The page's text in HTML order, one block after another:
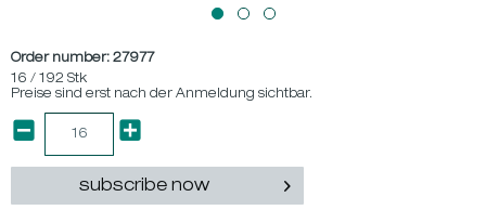
Order number: 27977
16 / 192 Stk
Preise sind erst nach der Anmeldung sichtbar.
subscribe now